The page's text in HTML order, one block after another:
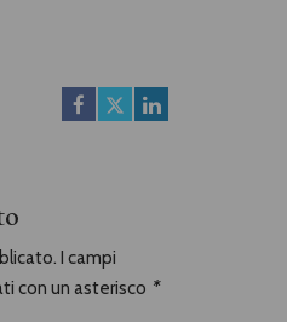
I campi
con un asterisco *